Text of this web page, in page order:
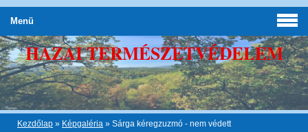
HAZAI TERMÉSZETVÉDELEM
Kezdőlap » Képgaléria » Sárga kéregzuzmó - nem védett
Menü